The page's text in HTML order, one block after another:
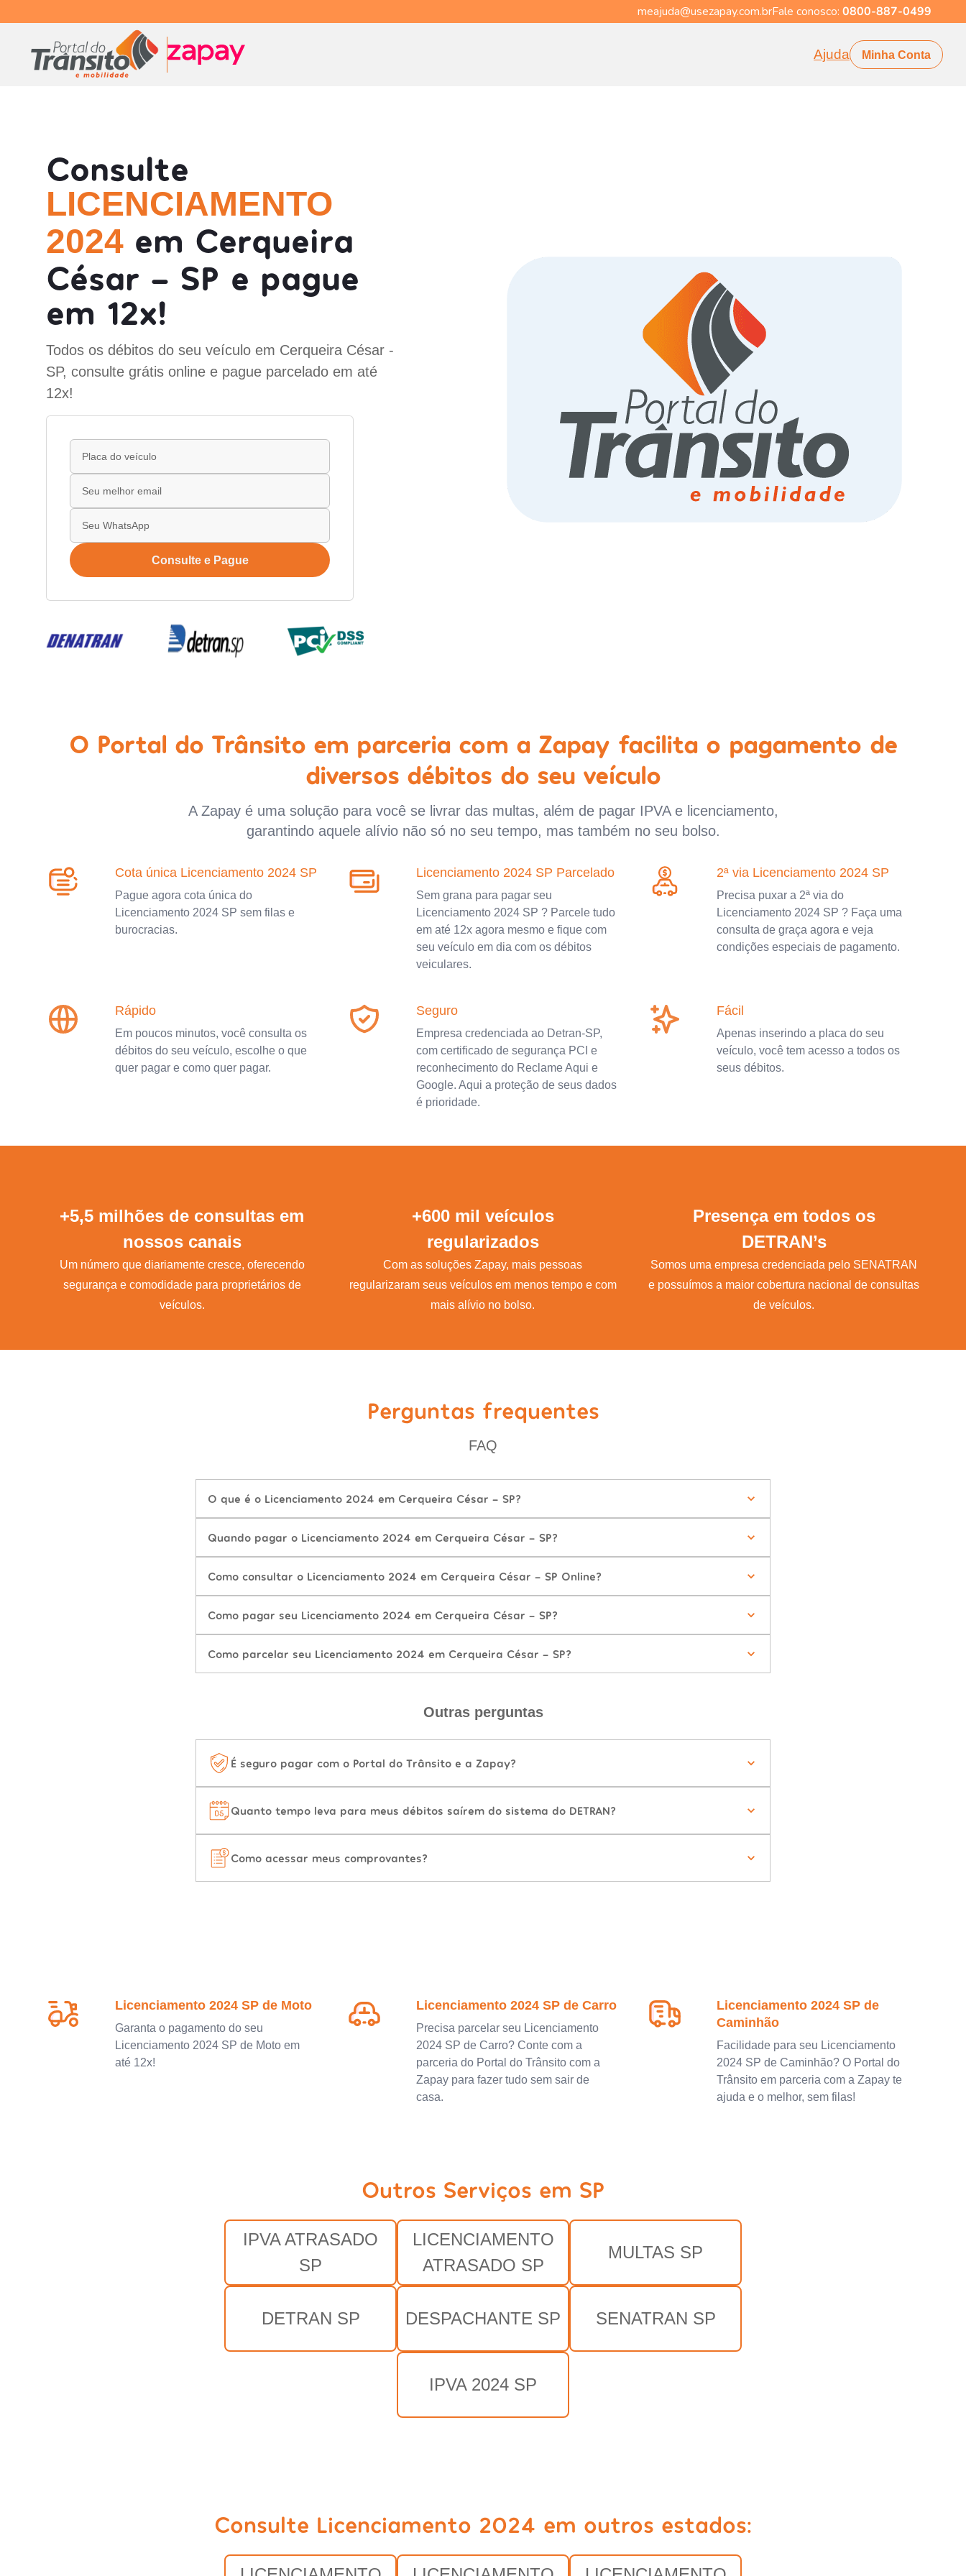
meajuda@usezapay.com.brFale conosco: 0800-887-0499
Ajuda Minha Conta
Consulte
LICENCIAMENTO
2024 em Cerqueira
César - SP e pague
em 12x!
Todos os débitos do seu veículo em Cerqueira César -
SP, consulte grátis online e pague parcelado em até
12x!
Consulte e Pague
O Portal do Trânsito em parceria com a Zapay facilita o pagamento de
diversos débitos do seu veículo
A Zapay é uma solução para você se livrar das multas, além de pagar IPVA e licenciamento,
garantindo aquele alívio não só no seu tempo, mas também no seu bolso.
Cota única Licenciamento 2024 SP
Pague agora cota única do
Licenciamento 2024 SP sem filas e
burocracias.
Licenciamento 2024 SP Parcelado
Sem grana para pagar seu
Licenciamento 2024 SP ? Parcele tudo
em até 12x agora mesmo e fique com
seu veículo em dia com os débitos
veiculares.
2ª via Licenciamento 2024 SP
Precisa puxar a 2ª via do
Licenciamento 2024 SP ? Faça uma
consulta de graça agora e veja
condições especiais de pagamento.
Rápido
Em poucos minutos, você consulta os
débitos do seu veículo, escolhe o que
quer pagar e como quer pagar.
Seguro
Empresa credenciada ao Detran-SP,
com certificado de segurança PCI e
reconhecimento do Reclame Aqui e
Google. Aqui a proteção de seus dados
é prioridade.
Fácil
Apenas inserindo a placa do seu
veículo, você tem acesso a todos os
seus débitos.
+5,5 milhões de consultas em
nossos canais
Um número que diariamente cresce, oferecendo
segurança e comodidade para proprietários de
veículos.
+600 mil veículos
regularizados
Com as soluções Zapay, mais pessoas
regularizaram seus veículos em menos tempo e com
mais alívio no bolso.
Presença em todos os
DETRAN’s
Somos uma empresa credenciada pelo SENATRAN
e possuímos a maior cobertura nacional de consultas
de veículos.
Perguntas frequentes
FAQ
O que é o Licenciamento 2024 em Cerqueira César - SP?
Quando pagar o Licenciamento 2024 em Cerqueira César - SP?
Como consultar o Licenciamento 2024 em Cerqueira César - SP Online?
Como pagar seu Licenciamento 2024 em Cerqueira César - SP?
Como parcelar seu Licenciamento 2024 em Cerqueira César - SP?
Outras perguntas
É seguro pagar com o Portal do Trânsito e a Zapay?
Quanto tempo leva para meus débitos saírem do sistema do DETRAN?
Como acessar meus comprovantes?
Licenciamento 2024 SP de Moto
Garanta o pagamento do seu
Licenciamento 2024 SP de Moto em
até 12x!
Licenciamento 2024 SP de Carro
Precisa parcelar seu Licenciamento
2024 SP de Carro? Conte com a
parceria do Portal do Trânsito com a
Zapay para fazer tudo sem sair de
casa.
Licenciamento 2024 SP de
Caminhão
Facilidade para seu Licenciamento
2024 SP de Caminhão? O Portal do
Trânsito em parceria com a Zapay te
ajuda e o melhor, sem filas!
Outros Serviços em SP
IPVA ATRASADO
SP
LICENCIAMENTO
ATRASADO SP
MULTAS SP
DETRAN SP DESPACHANTE SP SENATRAN SP
IPVA 2024 SP
Consulte Licenciamento 2024 em outros estados: